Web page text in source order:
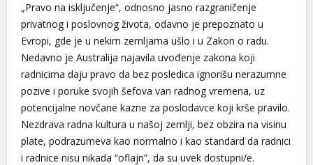
„Pravo na isključenje“, odnosno jasno razgraničenje
privatnog i poslovnog života, odavno je prepoznato u
Evropi, gde je u nekim zemljama ušlo i u Zakon o radu.
Nedavno je Australija najavila uvođenje zakona koji
radnicima daju pravo da bez posledica ignorišu nerazumne
pozive i poruke svojih šefova van radnog vremena, uz
potencijalne novčane kazne za poslodavce koji krše pravilo.
Nezdrava radna kultura u našoj zemlji, bez obzira na visinu
plate, podrazumeva kao normalno i kao standard da radnici
i radnice nisu nikada “oflajn”, da su uvek dostupni/e.